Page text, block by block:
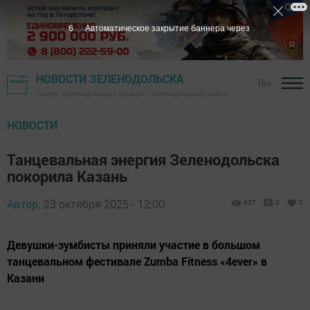
НОВОСТИ ЗЕЛЕНОДОЛЬСКА
НОВОСТИ
Танцевальная энергия Зеленодольска
покорила Казань
Автор, 23 октября 2025 - 12:00 657 0 0
Девушки-зумбисты приняли участие в большом
танцевальном фестивале Zumba Fitness «4ever» в
Казани
5 Автоматическое закрытие баннера через